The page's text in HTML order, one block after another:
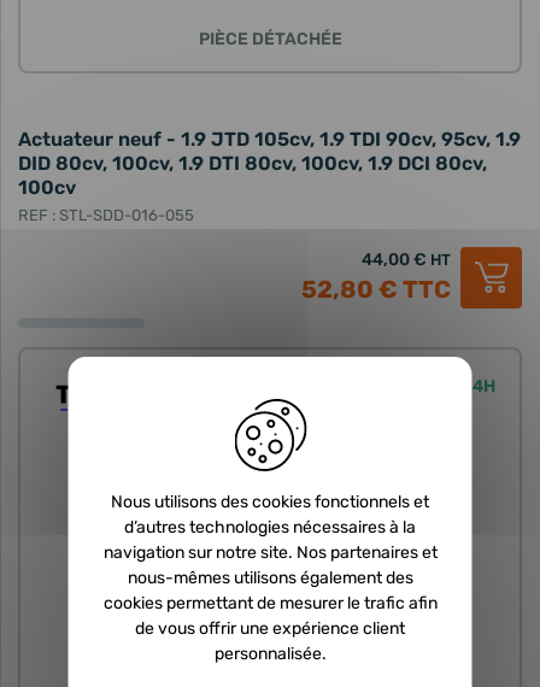
PIÈCE DÉTACHÉE
Actuateur neuf - 1.9 JTD 105cv, 1.9 TDI 90cv, 95cv, 1.9
DID 80cv, 100cv, 1.9 DTI 80cv, 100cv, 1.9 DCI 80cv,
100cv
REF : STL-SDD-016-055
44,00 € HT
52,80 € TTC
Expédié sous 24H
Nous utilisons des cookies fonctionnels et
d’autres technologies nécessaires à la
navigation sur notre site. Nos partenaires et
nous-mêmes utilisons également des
cookies permettant de mesurer le trafic afin
de vous offrir une expérience client
personnalisée.